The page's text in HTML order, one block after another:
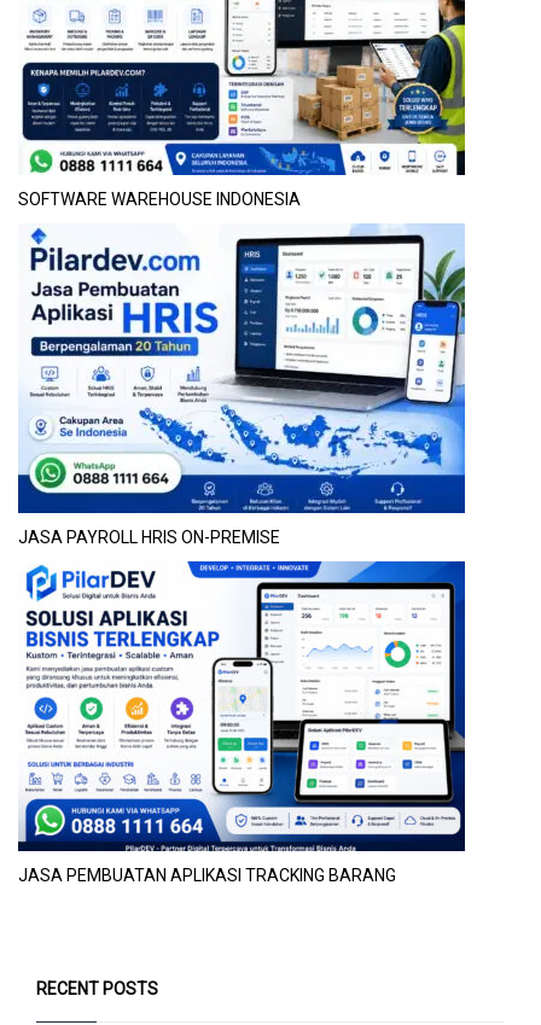
SOFTWARE WAREHOUSE INDONESIA
JASA PAYROLL HRIS ON-PREMISE
JASA PEMBUATAN APLIKASI TRACKING BARANG
RECENT POSTS